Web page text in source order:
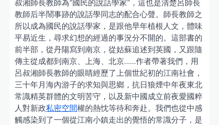
叔湘師長教師為“國民的說話學家”，這也是清楚呂師長
教師后半鬧事跡的說話學同志的配合心聲。師長教師之
所以成為國民的說話學家，是跟他早年植根人文，體味
平易近生，尋求幻想的經過的事況分不開的。這部書的
前半部，從丹陽寫到南京，從姑蘇追述到英國，又跟隨
傳主從成都到南京、上海、北京……作者帶著我們，用
呂叔湘師長教師的眼睛經歷了上個世紀初的江南社會，
三十年月海內游子的求知與思鄉，抗日狼煙中年夜東北
常識精英群體的文明苦守，以及新中國成立前夜愛國粹
人對新政私密空間權的熱忱等待和奔赴。我們也從中感
觸感染到了一個從江南小鎮走出的覺悟的常識分子，是